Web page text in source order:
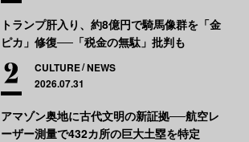
トランプ肝入り、約8億円で騎馬像群を「金
ピカ」修復──「税金の無駄」批判も
CULTURE NEWS
2026.07.31
アマゾン奥地に古代文明の新証拠──航空レ
ーザー測量で432カ所の巨大土塁を特定